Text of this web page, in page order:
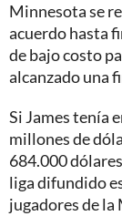
Minnesota se
acuerdo hasta
de bajo costo
alcanzado una
Si James tenía
millones de
684.000
liga difundido
jugadores de la